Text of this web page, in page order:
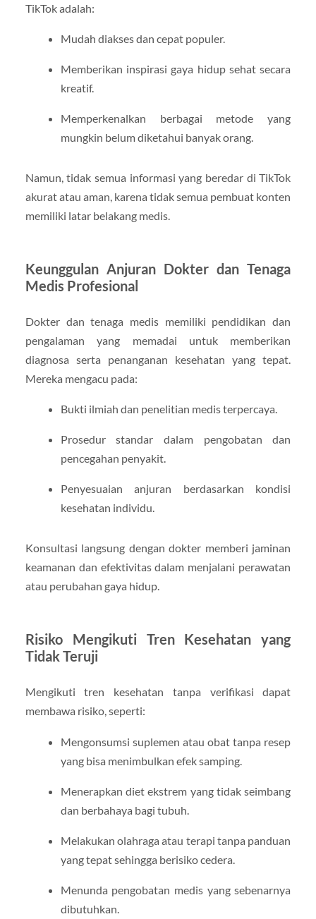
TikTok adalah:
Mudah diakses dan cepat populer.
Memberikan inspirasi gaya hidup sehat secara
kreatif.
Memperkenalkan berbagai metode yang
mungkin belum diketahui banyak orang.
Namun, tidak semua informasi yang beredar di TikTok
akurat atau aman, karena tidak semua pembuat konten
memiliki latar belakang medis.
Keunggulan Anjuran Dokter dan Tenaga
Medis Profesional
Dokter dan tenaga medis memiliki pendidikan dan
pengalaman yang memadai untuk memberikan
diagnosa serta penanganan kesehatan yang tepat.
Mereka mengacu pada:
Bukti ilmiah dan penelitian medis terpercaya.
Prosedur standar dalam pengobatan dan
pencegahan penyakit.
Penyesuaian anjuran berdasarkan kondisi
kesehatan individu.
Konsultasi langsung dengan dokter memberi jaminan
keamanan dan efektivitas dalam menjalani perawatan
atau perubahan gaya hidup.
Risiko Mengikuti Tren Kesehatan yang
Tidak Teruji
Mengikuti tren kesehatan tanpa verifikasi dapat
membawa risiko, seperti:
Mengonsumsi suplemen atau obat tanpa resep
yang bisa menimbulkan efek samping.
Menerapkan diet ekstrem yang tidak seimbang
dan berbahaya bagi tubuh.
Melakukan olahraga atau terapi tanpa panduan
yang tepat sehingga berisiko cedera.
Menunda pengobatan medis yang sebenarnya
dibutuhkan.